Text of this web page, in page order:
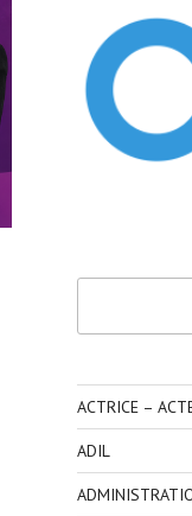
ACTRICE –
ADIL